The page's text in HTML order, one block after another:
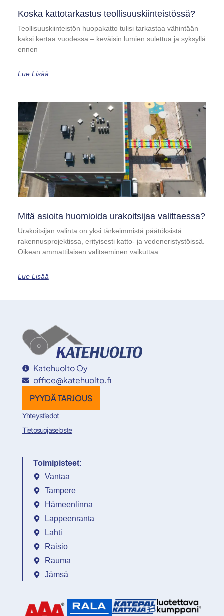
Koska kattotarkastus teollisuuskiinteistössä?
Teollisuuskiinteistön huopakatto tulisi tarkastaa vähintään
kaksi kertaa vuodessa – keväisin lumien sulettua ja syksyllä
ennen
Lue Lisää
Mitä asioita huomioida urakoitsijaa valittaessa?
Urakoitsijan valinta on yksi tärkeimmistä päätöksistä
rakennusprojektissa, erityisesti katto- ja vedeneristystöissä.
Oikean ammattilaisen valitseminen vaikuttaa
Lue Lisää
Katehuolto Oy
office@katehuolto.fi
PYYDÄ TARJOUS
Yhteystiedot
Tietosuojaseloste
Toimipisteet:
Vantaa
Tampere
Hämeenlinna
Lappeenranta
Lahti
Raisio
Rauma
Jämsä